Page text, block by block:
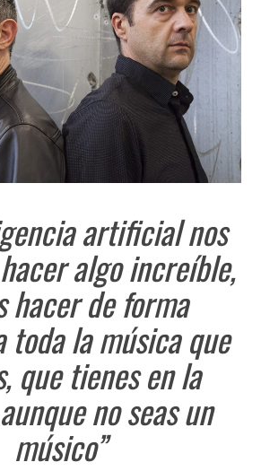
artificial nos
algo increíble,
hacer de forma
toda la música que
que tienes en la
no seas un
músico”